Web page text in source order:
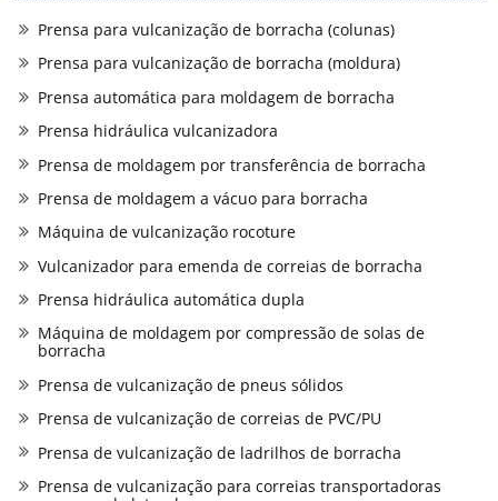
Prensa para vulcanização de borracha (colunas)
Prensa para vulcanização de borracha (moldura)
Prensa automática para moldagem de borracha
Prensa hidráulica vulcanizadora
Prensa de moldagem por transferência de borracha
Prensa de moldagem a vácuo para borracha
Máquina de vulcanização rocoture
Vulcanizador para emenda de correias de borracha
Prensa hidráulica automática dupla
Máquina de moldagem por compressão de solas de
borracha
Prensa de vulcanização de pneus sólidos
Prensa de vulcanização de correias de PVC/PU
Prensa de vulcanização de ladrilhos de borracha
Prensa de vulcanização para correias transportadoras